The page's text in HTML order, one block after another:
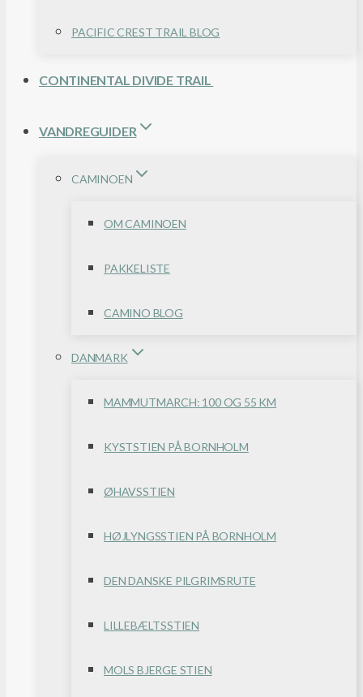
PACIFIC CREST TRAIL BLOG
CONTINENTAL DIVIDE TRAIL
VANDREGUIDER
CAMINOEN
OM CAMINOEN
PAKKELISTE
CAMINO BLOG
DANMARK
MAMMUTMARCH: 100 OG 55 KM
KYSTSTIEN PÅ BORNHOLM
ØHAVSSTIEN
HØJLYNGSSTIEN PÅ BORNHOLM
DEN DANSKE PILGRIMSRUTE
LILLEBÆLTSSTIEN
MOLS BJERGE STIEN